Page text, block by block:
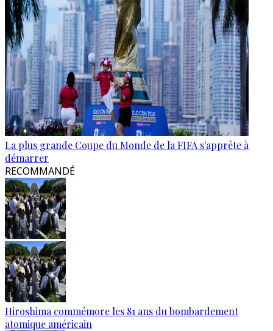
La plus grande Coupe du Monde de la FIFA s'apprête à
démarrer
RECOMMANDÉ
Hiroshima commémore les 81 ans du bombardement
atomique américain